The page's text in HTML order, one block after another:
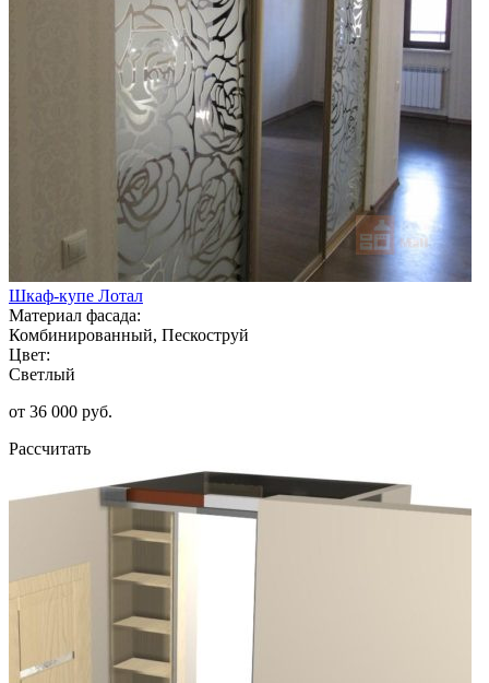
Шкаф-купе Лотал
Материал фасада:
Комбинированный, Пескоструй
Цвет:
Светлый
от 36 000 руб.
Рассчитать